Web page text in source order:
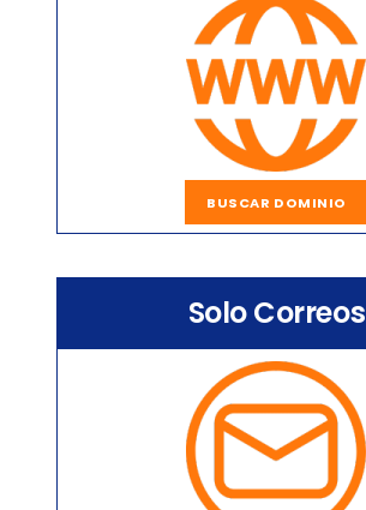
BUSCAR DOMINIO
Solo Correos